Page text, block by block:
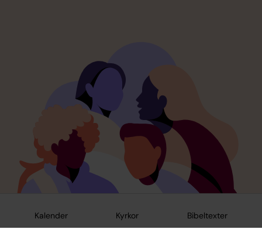
Kalender Kyrkor Bibeltexter